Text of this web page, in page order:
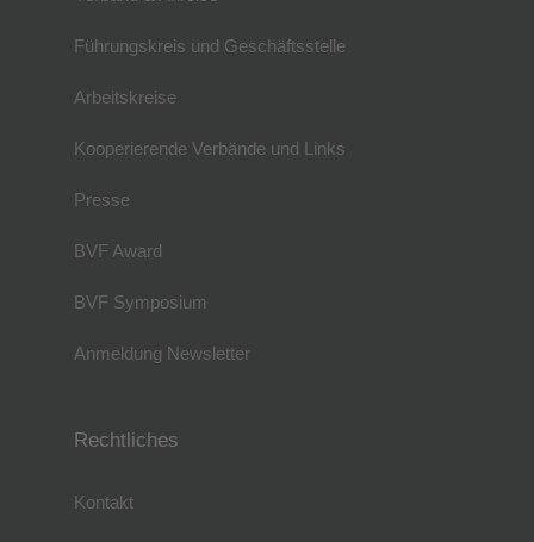
Führungskreis und Geschäftsstelle
Arbeitskreise
Kooperierende Verbände und Links
Presse
BVF Award
BVF Symposium
Anmeldung Newsletter
Rechtliches
Kontakt